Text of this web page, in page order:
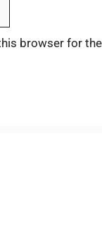
browser for the